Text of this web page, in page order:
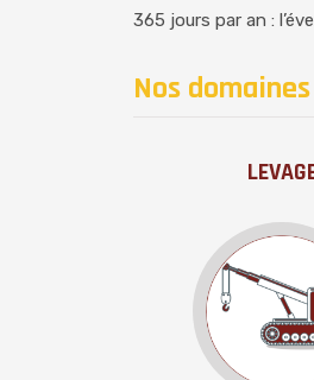
365 jours par an :
Nos